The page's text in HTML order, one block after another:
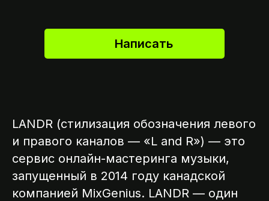
Написать
LANDR (стилизация обозначения левого
и правого каналов — «L and R») — это
сервис онлайн-мастеринга музыки,
запущенный в 2014 году канадской
компанией MixGenius. LANDR — один